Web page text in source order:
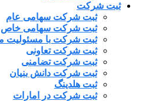
ثبت شرکت
ثبت شرکت سهامی عام
ثبت شرکت سهامی خاص
ثبت شرکت با مسئولیت
ثبت شرکت تعاونی
ثبت شرکت تضامنی
ثبت شرکت دانش بنیان
ثبت هلدینگ
ثبت شرکت در امارات